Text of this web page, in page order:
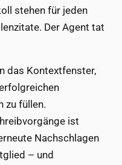
stehen für jeden
Der Agent tat
das Kontextfenster,
zu füllen.
ist
Nachschlagen
– und